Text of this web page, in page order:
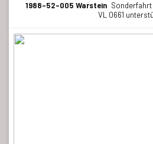
1988-52-005 Warstein Sonderfahrt
VL 0661